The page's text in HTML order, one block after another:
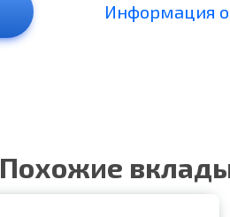
Информация о
Похожие